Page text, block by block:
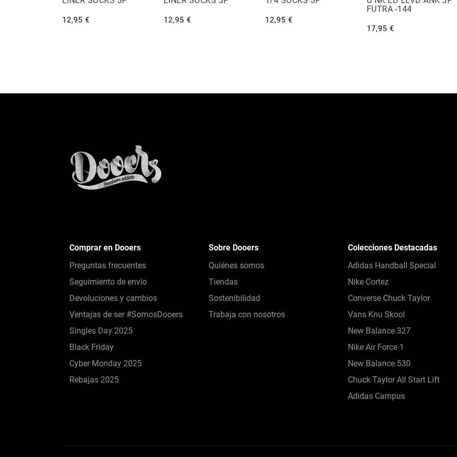
12,95 € 12,95 € 12,95 €
FUTRA -144
17,95 €
Comprar en Dooers
Preguntas frecuentes
Seguimiento de envío
Devoluciones y cambios
Ventajas de ser #SomosDooers
Singles Day 2025
Black Friday
Cyber Monday 2025
Rebajas 2025
Sobre Dooers
Quiénes somos
Tiendas
Sostenibilidad
Trabaja con nosotros
Colecciones Destacadas
Adidas Handball Special
Nike Cortez
Converse Chuck Taylor
Vans Knu Skool
New Balance 327
Nike Air Force 1
New Balance 530
Chuck Taylor All Start Lift
Adidas Campus